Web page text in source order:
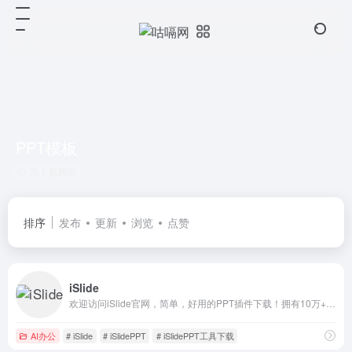
排序 发布 更新 浏览 点赞
iSlide
AI办公 # iSlide # iSlidePPT # iSlidePPT工具下载